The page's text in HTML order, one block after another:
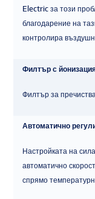
Electric за този
благодарение на
контролира
Филтър с
Филтър за
Автоматично
Настройката на
автоматично
спрямо